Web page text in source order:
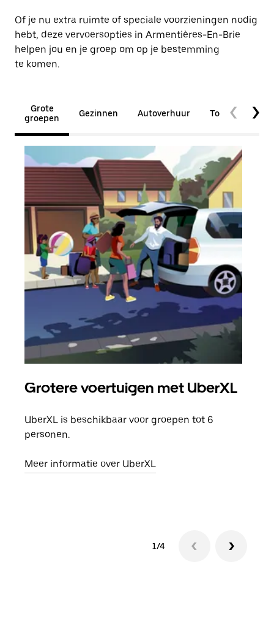
Of je nu extra ruimte of speciale voorzieningen nodig
hebt, deze vervoersopties in Armentières-En-Brie
helpen jou en je groep om op je bestemming
te komen.
Grote
groepen
Gezinnen Autoverhuur
Grotere voertuigen met UberXL
UberXL is beschikbaar voor groepen tot 6
personen.
Meer informatie over UberXL
1/4